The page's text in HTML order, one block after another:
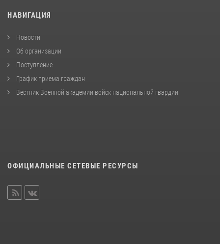
НАВИГАЦИЯ
Новости
Об организации
Поступление
График приема граждан
Вестник Военной академии войск национальной гвардии
ОФИЦИАЛЬНЫЕ СЕТЕВЫЕ РЕСУРСЫ